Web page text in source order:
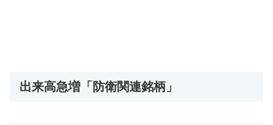
出来高急増「防衛関連銘柄」